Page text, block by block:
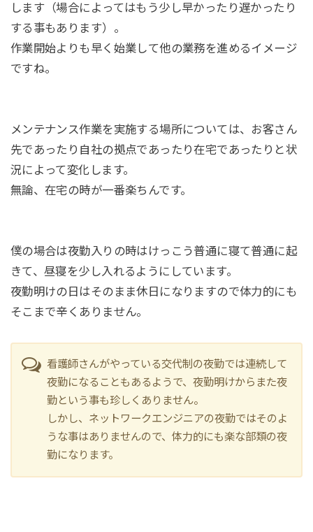
します（場合によってはもう少し早かったり遅かったり
する事もあります）。
作業開始よりも早く始業して他の業務を進めるイメージ
ですね。
メンテナンス作業を実施する場所については、お客さん
先であったり自社の拠点であったり在宅であったりと状
況によって変化します。
無論、在宅の時が一番楽ちんです。
僕の場合は夜勤入りの時はけっこう普通に寝て普通に起
きて、昼寝を少し入れるようにしています。
夜勤明けの日はそのまま休日になりますので体力的にも
そこまで辛くありません。
看護師さんがやっている交代制の夜勤では連続して
夜勤になることもあるようで、夜勤明けからまた夜
勤という事も珍しくありません。
しかし、ネットワークエンジニアの夜勤ではそのよ
うな事はありませんので、体力的にも楽な部類の夜
勤になります。